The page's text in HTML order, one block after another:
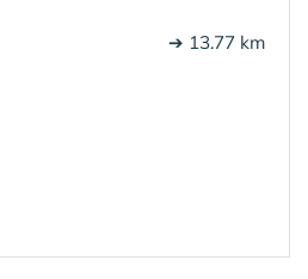
➔ 13.77 km